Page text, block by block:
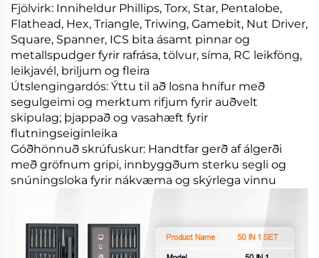
Fjölvirk: Inniheldur Phillips, Torx, Star, Pentalobe,
Flathead, Hex, Triangle, Triwing, Gamebit, Nut Driver,
Square, Spanner, ICS bita ásamt pinnar og
metallspudger fyrir rafrása, tölvur, síma, RC leikföng,
leikjavél, briljum og fleira
Útslengingardós: Ýttu til að losna hnífur með
segulgeimi og merktum rifjum fyrir auðvelt
skipulag; þjappað og vasahæft fyrir
flutningseiginleika
Góðhönnuð skrúfuskur: Handtfar gerð af álgerði
með gröfnum gripi, innbyggðum sterku segli og
snúningsloka fyrir nákvæma og skýrlega vinnu